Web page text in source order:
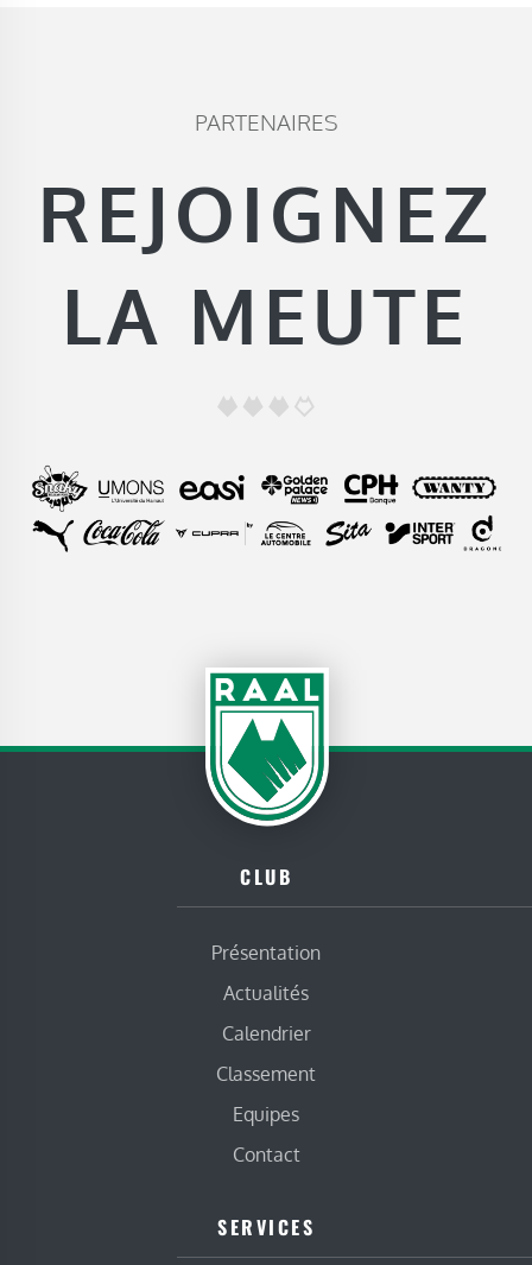
PARTENAIRES
REJOIGNEZ
LA MEUTE
CLUB
Présentation
Actualités
Calendrier
Classement
Equipes
Contact
SERVICES